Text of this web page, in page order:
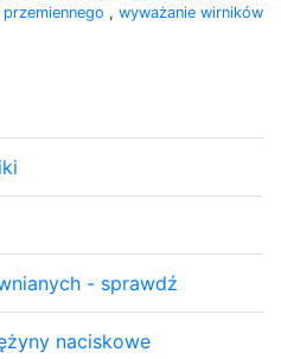
, wyważanie wirników
- sprawdź
naciskowe